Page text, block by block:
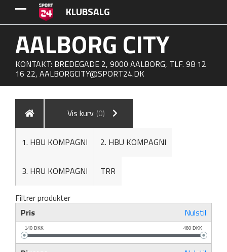
KLUBSALG
AALBORG CITY
KONTAKT: BREDEGADE 2, 9000 AALBORG, TLF. 98 12
16 22, AALBORGCITY@SPORT24.DK
Vis kurv (0)
1. HBU KOMPAGNI 2. HBU KOMPAGNI
3. HRU KOMPAGNI TRR
Filtrer produkter
Pris
Nulstil
140 DKK 480 DKK